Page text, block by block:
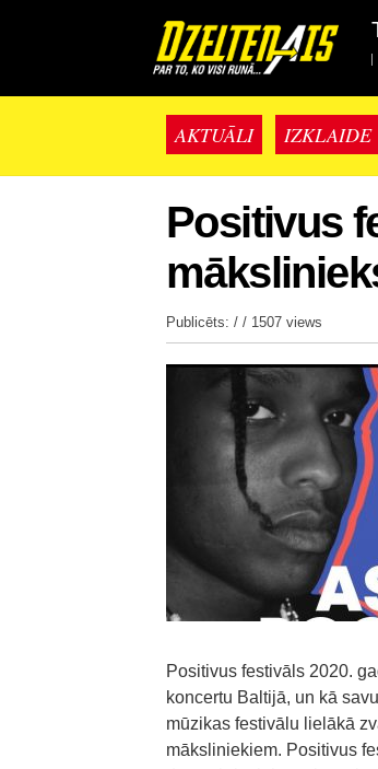
AKTUĀLI IZKLAIDE
Positivus
Publicēts: / / 1507 views
Positivus festivāls 2020.
koncertu Baltijā, un kā
mūzikas festivālu lielākā
māksliniekiem. Positivus